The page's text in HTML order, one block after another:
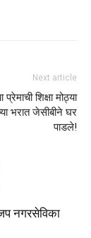
Next article
प्रेमाची शिक्षा मोठ्या
भरात जेसीबीने घर
पाडले!
नगरसेविका